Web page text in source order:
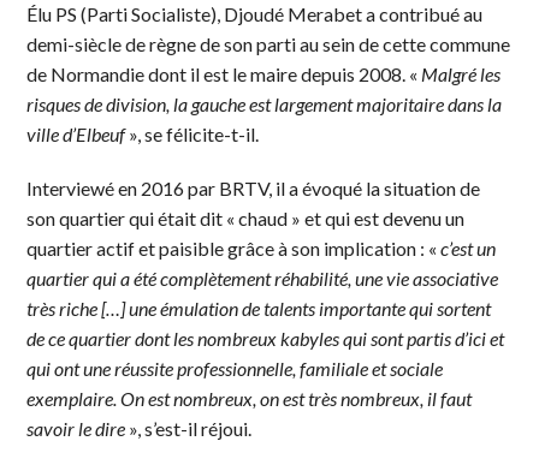
Élu PS (Parti Socialiste), Djoudé Merabet a contribué au
demi-siècle de règne de son parti au sein de cette commune
de Normandie dont il est le maire depuis 2008. « Malgré les
risques de division, la gauche est largement majoritaire dans la
ville d’Elbeuf», se félicite-t-il.
Interviewé en 2016 par BRTV, il a évoqué la situation de
son quartier qui était dit « chaud » et qui est devenu un
quartier actif et paisible grâce à son implication : «c’est un
quartier qui a été complètement réhabilité, une vie associative
très riche […] une émulation de talents importante qui sortent
de ce quartier dont les nombreux kabyles qui sont partis d’ici et
qui ont une réussite professionnelle, familiale et sociale
exemplaire. On est nombreux, on est très nombreux, il faut
savoir le dire », s’est-il réjoui.